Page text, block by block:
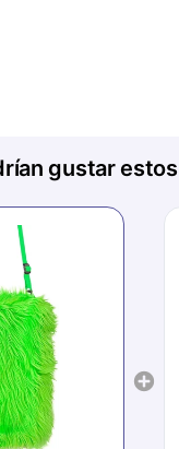
gustar estos